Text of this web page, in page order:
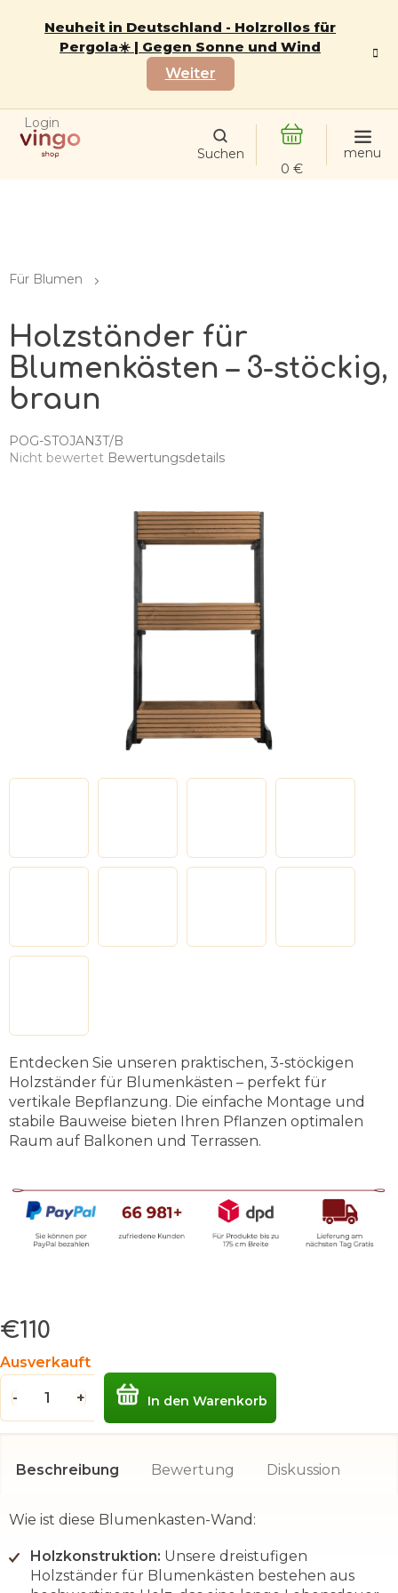
Neuheit in Deutschland - Holzrollos für
Pergola☀️ | Gegen Sonne und Wind
Weiter
Login
WARENKORB
Für Blumen
Holzständer für
Blumenkästen – 3-stöckig,
braun
POG-STOJAN3T/B
Die
Nicht bewertet Bewertungsdetails
€110
Ausverkauft
In den Warenkorb
Entdecken Sie unseren praktischen, 3-stöckigen
Holzständer für Blumenkästen – perfekt für
vertikale Bepflanzung. Die einfache Montage und
stabile Bauweise bieten Ihren Pflanzen optimalen
Raum auf Balkonen und Terrassen.
Beschreibung Bewertung Diskussion
Wie ist diese Blumenkasten-Wand:
Holzkonstruktion: Unsere dreistufigen
Holzständer für Blumenkästen bestehen aus